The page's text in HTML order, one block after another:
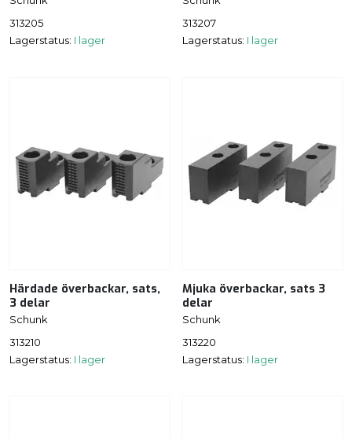
313205
Lagerstatus: I lager
313207
Lagerstatus: I lager
Härdade överbackar, sats,
3 delar
Schunk
313210
Lagerstatus: I lager
Mjuka överbackar, sats 3
delar
Schunk
313220
Lagerstatus: I lager